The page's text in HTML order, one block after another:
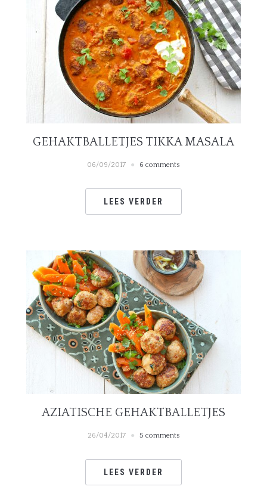
GEHAKTBALLETJES TIKKA MASALA
06/09/2017 6 comments
LEES VERDER
AZIATISCHE GEHAKTBALLETJES
26/04/2017 5 comments
LEES VERDER